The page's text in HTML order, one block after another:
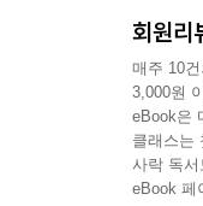
이 책은
물결에
간직해
이 책은
사람들
회원리
매주 10
3,000원
eBook은
클래스는
사락 독
eBook 페